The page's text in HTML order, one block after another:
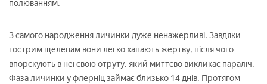
полюванням.
З самого народження личинки дуже ненажерливі. Завдяки
гострим щелепам вони легко хапають жертву, після чого
впорскують в неї свою отруту, який миттєво викликає параліч.
Фаза личинки у флерніц займає близько 14 днів. Протягом